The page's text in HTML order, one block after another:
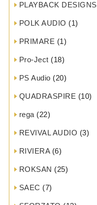
PLAYBACK DESIGNS
POLK AUDIO (1)
PRIMARE (1)
Pro-Ject (18)
PS Audio (20)
QUADRASPIRE (10)
rega (22)
REVIVAL AUDIO (3)
RIVIERA(6)
ROKSAN (25)
SAEC (7)